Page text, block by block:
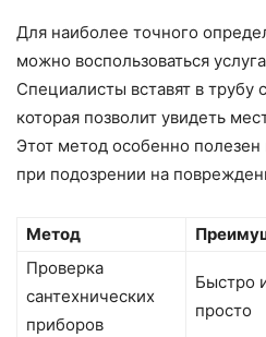
Для наиболее точного
можно воспользоваться
Специалисты вставят в трубу
которая позволит увидеть
Этот метод особенно
при подозрении на
Метод
Проверка
сантехнических
приборов
Быстро
просто